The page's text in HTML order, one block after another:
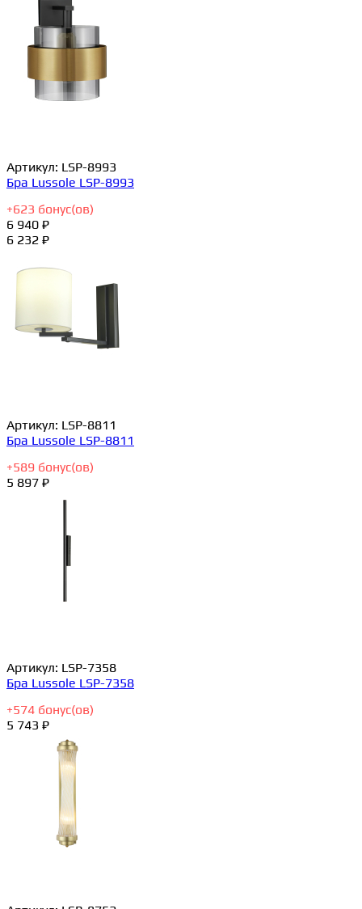
Артикул: LSP-8993
Бра Lussole LSP-8993
+623 бонус(ов)
6 940 ₽
6 232 ₽
Артикул: LSP-8811
Бра Lussole LSP-8811
+589 бонус(ов)
5 897 ₽
Артикул: LSP-7358
Бра Lussole LSP-7358
+574 бонус(ов)
5 743 ₽